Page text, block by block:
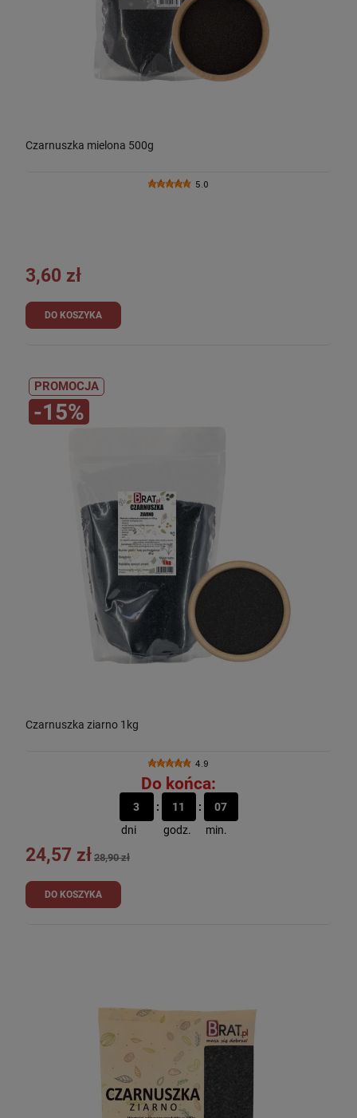
Czarnuszka mielona 500g
5.0
3,60 zł
DO KOSZYKA
Czarnuszka ziarno 1kg
4.9
Do końca:
3
dni
11
godz.
07
min.
24,57 zł 28,90 zł
DO KOSZYKA
PROMOCJA
-15%